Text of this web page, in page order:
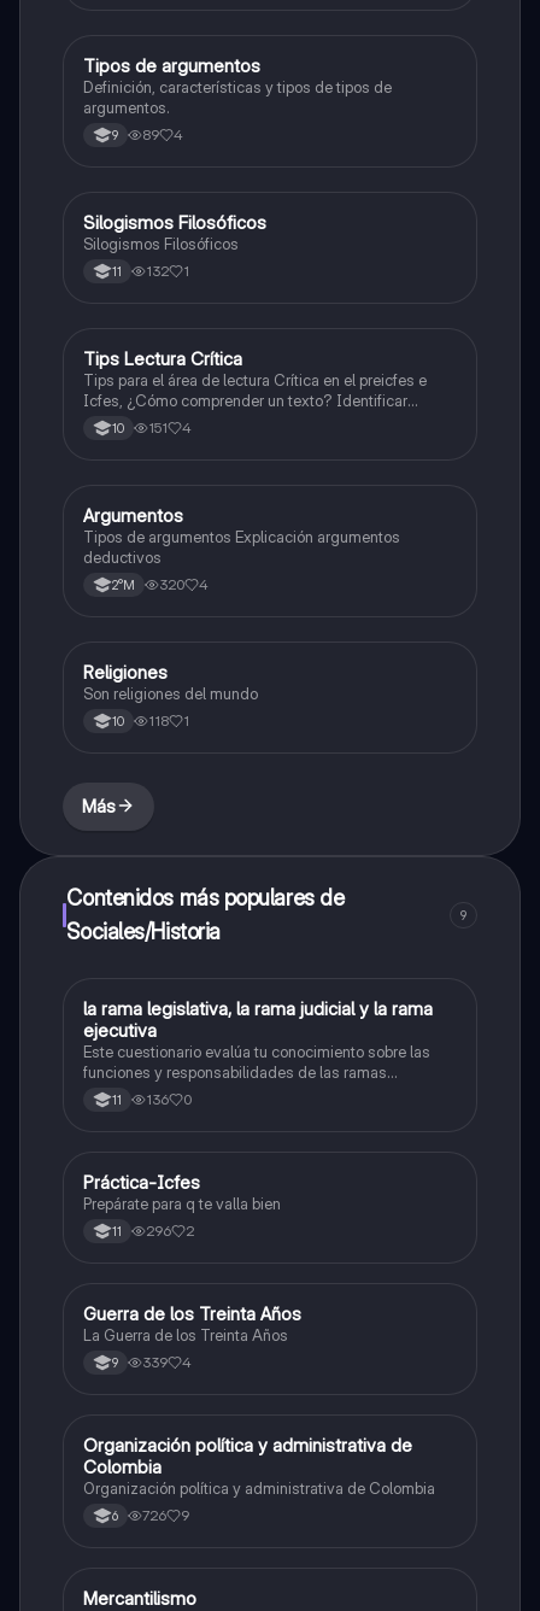
Lengua Castellana
Tipos de argumentos
Definición, características y tipos de tipos de
argumentos.
9 89 4
Filosofía
Silogismos Filosóficos
Silogismos Filosóficos
11 132 1
ICFES: Lectura Crítica
Tips Lectura Crítica
Tips para el área de lectura Crítica en el preicfes e
Icfes, ¿Cómo comprender un texto? Identificar
argumentos etc...
10 151 4
Filosofía
Argumentos
Tipos de argumentos Explicación argumentos
deductivos
2°M 320 4
Sociales/Historia
Religiones
Son religiones del mundo
10 118 1
Más
Contenidos más populares de
Sociales/Historia
9
LSociales/Historia
la rama legislativa, la rama judicial y la rama
ejecutiva
Este cuestionario evalúa tu conocimiento sobre las
funciones y responsabilidades de las ramas
legislativa, judicial y ejecutiva.
11 136 0
Sociales/Historia
Práctica-Icfes
Prepárate para q te valla bien
11 296 2
Sociales/Historia
Guerra de los Treinta Años
La Guerra de los Treinta Años
9 339 4
Sociales/Historia
Organización política y administrativa de
Colombia
Organización política y administrativa de Colombia
6 726 9
Sociales/Historia
Mercantilismo